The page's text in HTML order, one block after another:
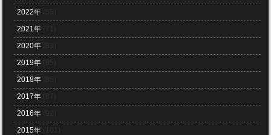
2022年
2021年
2020年
2019年
2018年
2017年
2016年
2015年